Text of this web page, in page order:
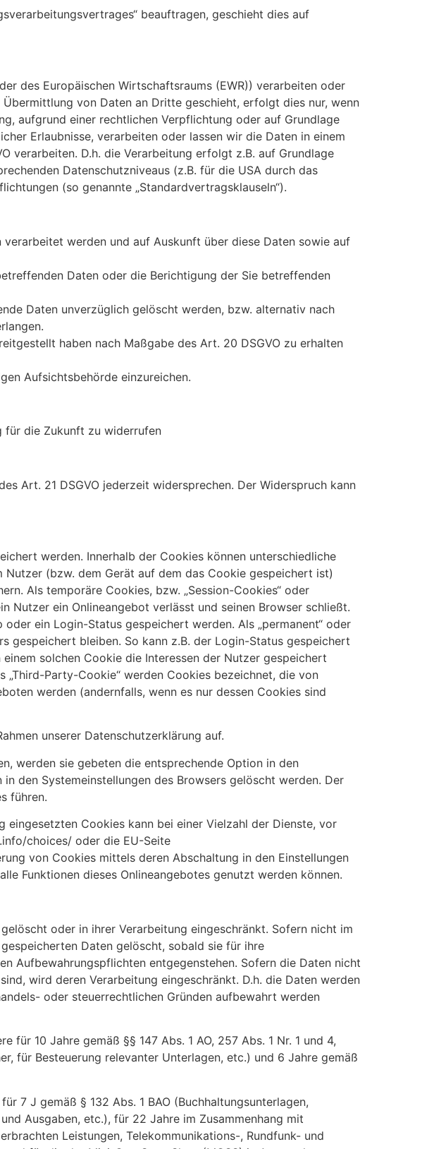
beauftragen, geschieht dies auf
des Europäischen Wirtschaftsraums (EWR)) verarbeiten oder
von Daten an Dritte geschieht, erfolgt dies nur, wenn
aufgrund einer rechtlichen Verpflichtung oder auf Grundlage
Erlaubnisse, verarbeiten oder lassen wir die Daten in einem
verarbeiten. D.h. die Verarbeitung erfolgt z.B. auf Grundlage
Datenschutzniveaus (z.B. für die USA durch das
(so genannte „Standardvertragsklauseln“).
werden und auf Auskunft über diese Daten sowie auf
Daten oder die Berichtigung der Sie betreffenden
Daten unverzüglich gelöscht werden, bzw. alternativ nach
haben nach Maßgabe des Art. 20 DSGVO zu erhalten
Aufsichtsbehörde einzureichen.
für die Zukunft zu widerrufen
Art. 21 DSGVO jederzeit widersprechen. Der Widerspruch kann
werden. Innerhalb der Cookies können unterschiedliche
(bzw. dem Gerät auf dem das Cookie gespeichert ist)
Als temporäre Cookies, bzw. „Session-Cookies“ oder
Nutzer ein Onlineangebot verlässt und seinen Browser schließt.
ein Login-Status gespeichert werden. Als „permanent“ oder
gespeichert bleiben. So kann z.B. der Login-Status gespeichert
solchen Cookie die Interessen der Nutzer gespeichert
Party-Cookie“ werden Cookies bezeichnet, die von
werden (andernfalls, wenn es nur dessen Cookies sind
unserer Datenschutzerklärung auf.
werden sie gebeten die entsprechende Option in den
den Systemeinstellungen des Browsers gelöscht werden. Der
führen.
eingesetzten Cookies kann bei einer Vielzahl der Dienste, vor
choices/ oder die EU-Seite
von Cookies mittels deren Abschaltung in den Einstellungen
Funktionen dieses Onlineangebotes genutzt werden können.
oder in ihrer Verarbeitung eingeschränkt. Sofern nicht im
Daten gelöscht, sobald sie für ihre
Aufbewahrungspflichten entgegenstehen. Sofern die Daten nicht
wird deren Verarbeitung eingeschränkt. D.h. die Daten werden
oder steuerrechtlichen Gründen aufbewahrt werden
10 Jahre gemäß §§ 147 Abs. 1 AO, 257 Abs. 1 Nr. 1 und 4,
für Besteuerung relevanter Unterlagen, etc.) und 6 Jahre gemäß
7 J gemäß § 132 Abs. 1 BAO (Buchhaltungsunterlagen,
Ausgaben, etc.), für 22 Jahre im Zusammenhang mit
Leistungen, Telekommunikations-, Rundfunk- und